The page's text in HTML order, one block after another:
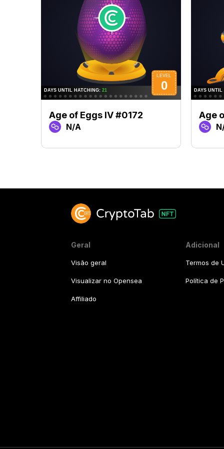
Age of Eggs IV #0172
N/A
Age
Geral
Visão geral
Visualizar no Opensea
Affiliado
Adicional
Termos de
Política de